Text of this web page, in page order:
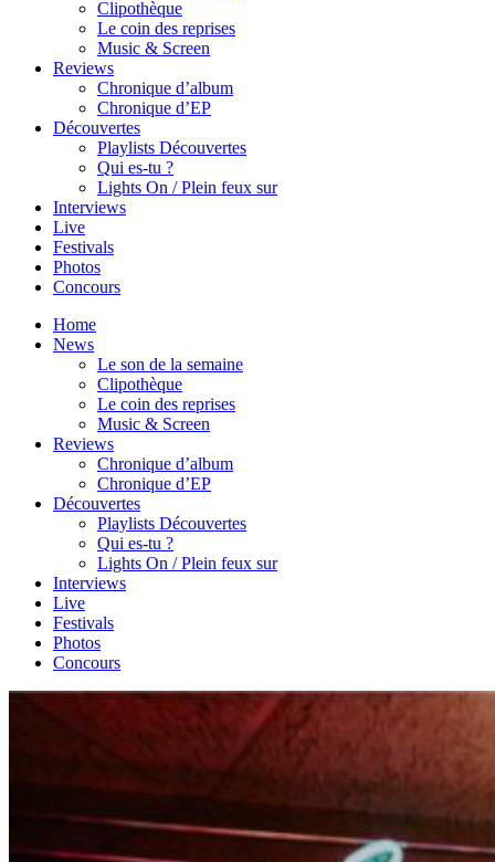
Clipothèque
Le coin des reprises
Music & Screen
Reviews
Chronique d’album
Chronique d’EP
Découvertes
Playlists Découvertes
Qui es-tu ?
Lights On / Plein feux sur
Interviews
Live
Festivals
Photos
Concours
Home
News
Le son de la semaine
Clipothèque
Le coin des reprises
Music & Screen
Reviews
Chronique d’album
Chronique d’EP
Découvertes
Playlists Découvertes
Qui es-tu ?
Lights On / Plein feux sur
Interviews
Live
Festivals
Photos
Concours